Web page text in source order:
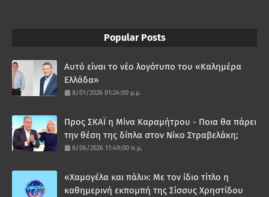
Popular Posts
Αυτό είναι το νέο λογότυπο του «Καλημέρα
Ελλάδα»
8/01/2026 01:24:00 μ.μ.
Προς ΣΚΑΪ η Μίνα Καραμήτρου - Ποια θα πάρει
την θέση της δίπλα στον Νίκο Στραβελάκη;
8/06/2026 11:49:00 π.μ.
«Χαμογέλα και πάλι»: Με τον ίδιο τίτλο η
καθημερινή εκπομπή της Σίσσυς Χρηστίδου